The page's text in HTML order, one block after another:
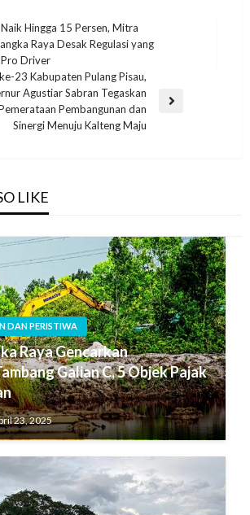
Hingga 15 Persen, Mitra
Raya Desak Regulasi yang
Pro Driver
23 Kabupaten Pulang Pisau,
Agustiar Sabran Tegaskan
Pembangunan dan
Sinergi Menuju Kalteng Maju
LIKE
DAN PERISTIWA
Raya Gencarkan
Galian C, 5 Objek Pajak
23, 2025